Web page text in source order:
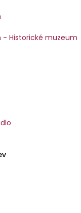
- Historické muzeum